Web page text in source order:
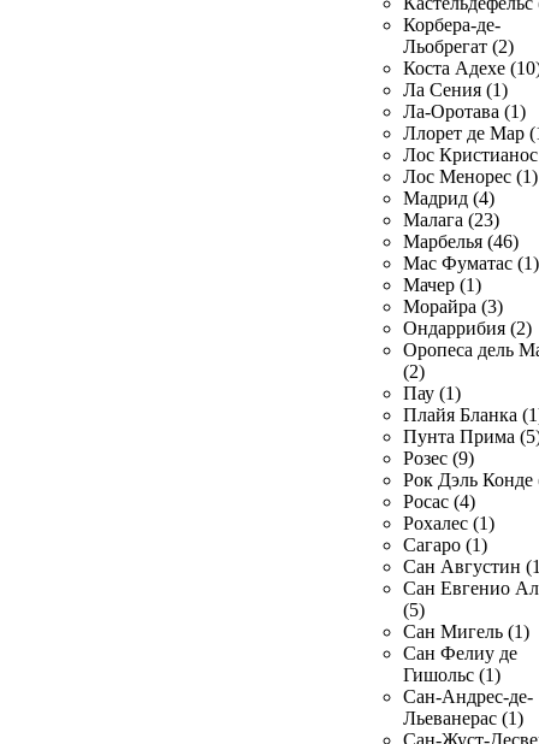
Корбера-де-
Льобрегат (2)
Коста Адехе
Ла Сения (1)
Ла-Оротава (1)
Ллорет де Мар
Лос
Лос Менорес (1)
Мадрид (4)
Малага (23)
Марбелья (46)
Мас Фуматас (1)
Мачер (1)
Морайра (3)
Ондаррибия (2)
Оропеса дель
(2)
Пау (1)
Плайя Бланка
Пунта Прима
Розес (9)
Рок Дэль Конде
Росас (4)
Рохалес (1)
Сагаро (1)
Сан Августин
Сан Евгенио
(5)
Сан Мигель (1)
Сан Фелиу де
Гишольс (1)
Сан-Андрес-де-
Льеванерас (1)
Сан-Жуст-